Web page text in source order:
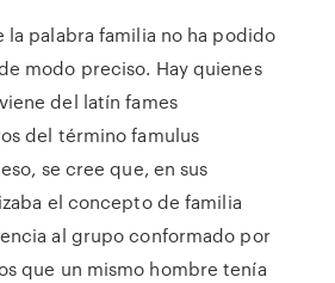
la palabra familia no ha podido
modo preciso. Hay quienes
del latín fames
del término famulus
se cree que, en sus
el concepto de familia
al grupo conformado por
que un mismo hombre tenía